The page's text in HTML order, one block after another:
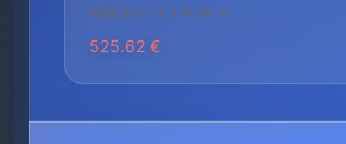
HÖCHSTER PREIS
525.62 €